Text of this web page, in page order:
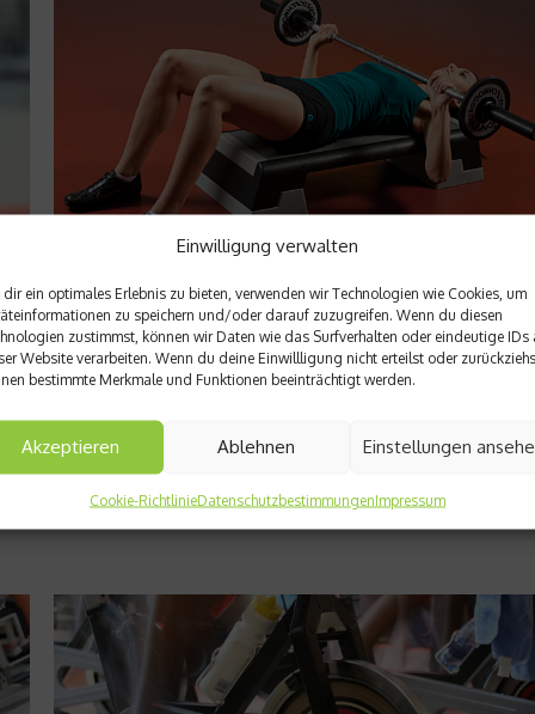
Einwilligung verwalten
dir ein optimales Erlebnis zu bieten, verwenden wir Technologien wie Cookies, um
zu speichern und/oder darauf zuzugreifen. Wenn du diesen
zustimmst, können wir Daten wie das Surfverhalten oder eindeutige IDs
Website verarbeiten. Wenn du deine Einwillligung nicht erteilst oder
bestimmte Merkmale und Funktionen beeinträchtigt werden.
Akzeptieren Ablehnen Einstellungen
Cookie-RichtlinieDatenschutzbestimmungenImpressum
Richtig trainieren
Ran an die Hanteln, Mädels
Intensives Krafttraining ist nix für Frauen, davon bekommt man
mit dem Alibi-Workout. Auch bei Frauen führt kein Weg an
Training vorbei. Warum das so ist, erfahrt Ihr hier....
Weiterlesen